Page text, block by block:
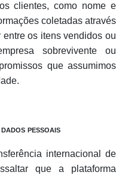
clientes, como nome e
coletadas através
os itens vendidos ou
sobrevivente ou
que assumimos
pessoais
internacional de
que a plataforma